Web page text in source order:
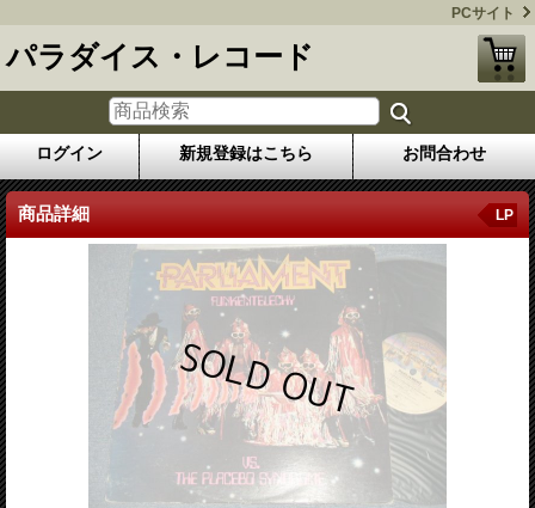
PCサイト
パラダイス・レコード
ログイン 新規登録はこちら お問合わせ
商品詳細 LP